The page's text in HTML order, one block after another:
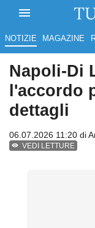
NOTIZIE MAGAZINE
Napoli-Di
l'accordo
dettagli
06.07.2026 11:20 di
VEDI LETTURE